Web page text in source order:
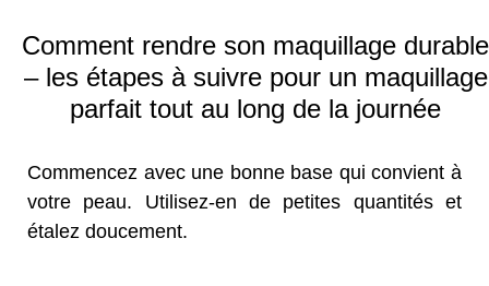
Comment rendre son maquillage durable
– les étapes à suivre pour un maquillage
parfait tout au long de la journée
Commencez avec une bonne base qui convient à
votre peau. Utilisez-en de petites quantités et
étalez doucement.